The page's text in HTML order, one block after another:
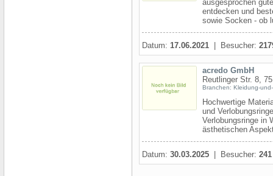
ausgesprochen
entdecken und
sowie Socken - ob
Datum: 17.06.2021 | Besucher:
acredo GmbH
Reutlinger Str. 8,
Branchen: Kleidung-
Hochwertige
und
Verlobungsringe in
ästhetischen
Datum: 30.03.2025 | Besucher: 241